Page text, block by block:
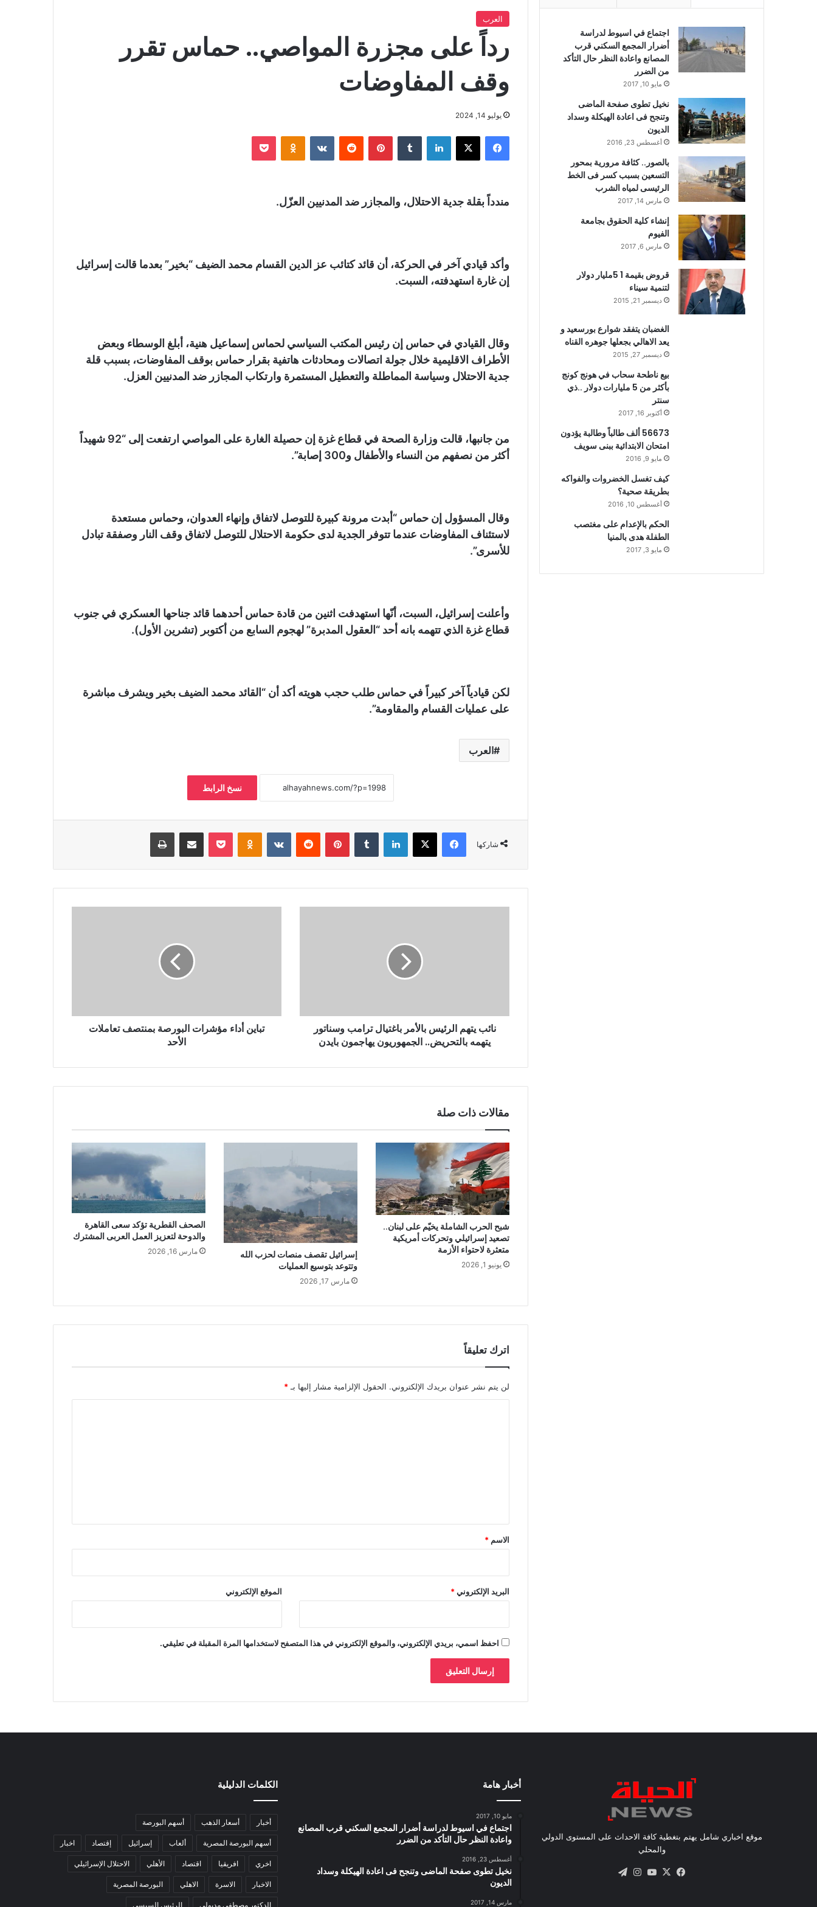
العرب
رداً على مجزرة المواصي.. حماس تقرر
وقف المفاوضات
يوليو 14, 2024
فيسبوك لينكدإن بينتيريست
مندداً بقلة جدية الاحتلال، والمجازر ضد المدنيين العزّل.
وأكد قيادي آخر في الحركة، أن قائد كتائب عز الدين القسام محمد الضيف “بخير” بعدما قالت إسرائيل
إن غارة استهدفته، السبت.
وقال القيادي في حماس إن رئيس المكتب السياسي لحماس إسماعيل هنية، أبلغ الوسطاء وبعض
الأطراف الاقليمية خلال جولة اتصالات ومحادثات هاتفية بقرار حماس بوقف المفاوضات، بسبب قلة
جدية الاحتلال وسياسة المماطلة والتعطيل المستمرة وارتكاب المجازر ضد المدنيين العزل.
من جانبها، قالت وزارة الصحة في قطاع غزة إن حصيلة الغارة على المواصي ارتفعت إلى “92 شهيداً
أكثر من نصفهم من النساء والأطفال و300 إصابة”.
وقال المسؤول إن حماس “أبدت مرونة كبيرة للتوصل لاتفاق وإنهاء العدوان، وحماس مستعدة
لاستئناف المفاوضات عندما تتوفر الجدية لدى حكومة الاحتلال للتوصل لاتفاق وقف النار وصفقة تبادل
للأسرى”.
وأعلنت إسرائيل، السبت، أنّها استهدفت اثنين من قادة حماس أحدهما قائد جناحها العسكري في جنوب
قطاع غزة الذي تتهمه بانه أحد “العقول المدبرة” لهجوم السابع من أكتوبر (تشرين الأول).
لكن قيادياً آخر كبيراً في حماس طلب حجب هويته أكد أن “القائد محمد الضيف بخير ويشرف مباشرة
على عمليات القسام والمقاومة”.
العرب
نسخ الرابط
شاركها
فيسبوك لينكدإن بينتيريست بوكيت
نائب يتهم الرئيس بالأمر باغتيال ترامب وسناتور
يتهمه بالتحريض.. الجمهوريون يهاجمون بايدن
تباين أداء مؤشرات البورصة بمنتصف تعاملات
الأحد
مقالات ذات صلة
شبح الحرب الشاملة يخيّم على لبنان..
تصعيد إسرائيلي وتحركات أمريكية
متعثرة لاحتواء الأزمة
يونيو 1, 2026
إسرائيل تقصف منصات لحزب الله
وتتوعد بتوسيع العمليات
مارس 17, 2026
الصحف القطرية تؤكد سعى القاهرة
والدوحة لتعزيز العمل العربى المشترك
مارس 16, 2026
اترك تعليقاً
لن يتم نشر عنوان بريدك الإلكتروني. الحقول الإلزامية مشار إليها بـ *
*
الاسم *
البريد الإلكتروني* الموقع الإلكتروني
احفظ اسمي، بريدي الإلكتروني، والموقع الإلكتروني في هذا المتصفح لاستخدامها المرة المقبلة في تعليقي.
اجتماع في اسيوط لدراسة
أضرار المجمع السكني قرب
المصانع واعادة النظر حال التأكد
من الضرر
مايو 10, 2017
نخيل تطوى صفحة الماضى
وتنجح فى اعادة الهيكلة وسداد
الديون
أغسطس 23, 2016
بالصور.. كثافة مرورية بمحور
التسعين بسبب كسر فى الخط
الرئيسى لمياه الشرب
مارس 14, 2017
إنشاء كلية الحقوق بجامعة
الفيوم
مارس 6, 2017
قروض بقيمة 1 5مليار دولار
لتنمية سيناء
ديسمبر 21, 2015
الغضبان يتفقد شوارع بورسعيد و
يعد الاهالي بجعلها جوهره القناه
ديسمبر 27, 2015
بيع ناطحة سحاب في هونج كونج
بأكثر من 5 مليارات دولار ..ذي
سنتر
أكتوبر 16, 2017
56673 ألف طالباً وطالبة يؤدون
امتحان الابتدائية ببنى سويف
مايو 9, 2016
كيف تغسل الخضروات والفواكه
بطريقة صحية؟
أغسطس 10, 2016
الحكم بالإعدام على مغتصب
الطفلة هدى بالمنيا
مايو 3, 2017
موقع اخباري شامل يهتم بتغطية كافة الاحداث على المستوى الدولي
والمحلي
فيسبوك
X يوتيوبانستقرام
أخبار هامة
مايو 10, 2017
اجتماع في اسيوط لدراسة أضرار المجمع السكني قرب المصانع
واعادة النظر حال التأكد من الضرر
أغسطس 23, 2016
نخيل تطوى صفحة الماضى وتنجح فى اعادة الهيكلة وسداد
الديون
مارس 14, 2017
الكلمات الدليلية
أخبار أسعار الذهب أسهم البورصة
أسهم البورصة المصرية ألعاب إسرائيل إقتصاد اخبار
اخري افريقيا اقتصاد الأهلي الاحتلال الإسرائيلي
الاخبار الاسرة الاهلي البورصة المصرية
الدكتور مصطفى مدبولى الرئيس السيسي